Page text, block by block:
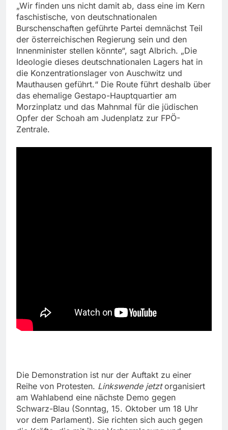
„Wir finden uns nicht damit ab, dass eine im Kern
faschistische, von deutschnationalen
Burschenschaften geführte Partei demnächst Teil
der österreichischen Regierung sein und den
Innenminister stellen könnte“, sagt Albrich. „Die
Ideologie dieses deutschnationalen Lagers hat in
die Konzentrationslager von Auschwitz und
Mauthausen geführt.“ Die Route führt deshalb über
das ehemalige Gestapo-Hauptquartier am
Morzinplatz und das Mahnmal für die jüdischen
Opfer der Schoah am Judenplatz zur FPÖ-
Zentrale.
Die Demonstration ist nur der Auftakt zu einer
Reihe von Protesten. Linkswende jetztorganisiert
am Wahlabend eine nächste Demo gegen
Schwarz-Blau (Sonntag, 15. Oktober um 18 Uhr
vor dem Parlament). Sie richten sich auch gegen